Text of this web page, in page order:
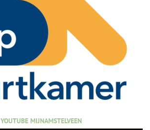
YOUTUBE MIJNAMSTELVEEN